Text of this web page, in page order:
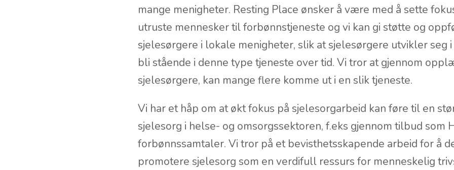
mange menigheter. Resting Place ønsker å være med å sette
utruste mennesker til forbønnstjeneste og vi kan gi støtte og
sjelesørgere i lokale menigheter, slik at sjelesørgere utvikler seg
bli stående i denne type tjeneste over tid. Vi tror at gjennom
sjelesørgere, kan mange flere komme ut i en slik tjeneste.
Vi har et håp om at økt fokus på sjelesorgarbeid kan føre til en
sjelesorg i helse- og omsorgssektoren, f.eks gjennom tilbud som
forbønnssamtaler. Vi tror på et bevisthetsskapende arbeid for å
promotere sjelesorg som en verdifull ressurs for menneskelig